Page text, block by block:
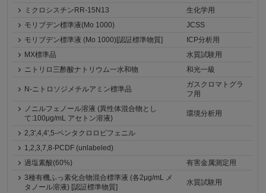
ミクロシスチンRR-15N13
生化学用
モリブデン標準液(Mo 1000)
JCSS
モリブデン標準液 (Mo 1000)[認証標準物質]
ICP分析用
MX標準品
水質試験用
ニトリロ三酢酸ナトリウム一水和物
和光一級
N-ニトロソジメチルアミン標準品
ガスクロマトグラ
フ用
ノニルフェノール溶液 (異性体混合物とし
て:100μg/mL アセトン溶液)
環境分析用
2,3',4,4',5-ペンタクロロビフェニル
1,2,3,7,8-PCDF (unlabeled)
過塩素酸(60%)
有害金属測定用
3種有機ふっ素化合物混合標準液 (各2μg/mL メ
タノール溶液) [認証標準物質]
水質試験用